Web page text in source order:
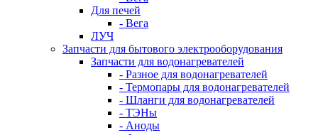
Для печей
- Вега
ЛУЧ
Запчасти для бытового электрооборудования
Запчасти для водонагревателей
- Разное для водонагревателей
- Термопары для водонагревателей
- Шланги для водонагревателей
- ТЭНы
- Аноды